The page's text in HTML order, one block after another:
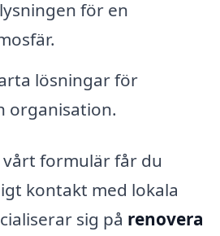
för en
lösningar för
organisation.
formulär får du
kontakt med lokala
sig på renovera